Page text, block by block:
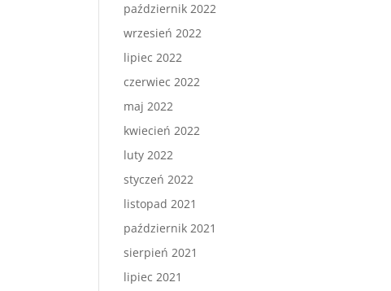
październik 2022
wrzesień 2022
lipiec 2022
czerwiec 2022
maj 2022
kwiecień 2022
luty 2022
styczeń 2022
listopad 2021
październik 2021
sierpień 2021
lipiec 2021